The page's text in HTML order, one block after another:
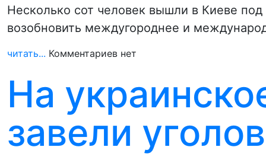
Несколько сот человек вышли в Киеве
возобновить междугороднее и
читать... Комментариев нет
На
завели